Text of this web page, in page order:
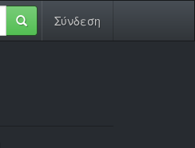
Σύνδεση